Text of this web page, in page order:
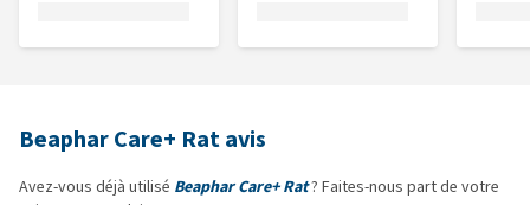
Beaphar Care+ Rat avis
Avez-vous déjà utilisé Beaphar Care+ Rat? Faites-nous part de votre